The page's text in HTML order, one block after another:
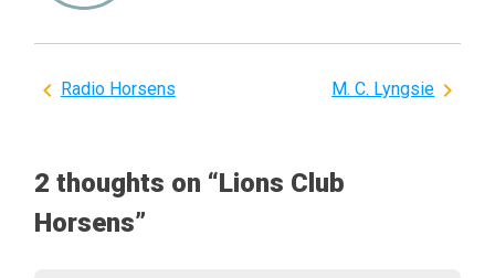
Indlægsnavigation
Radio Horsens M. C. Lyngsie
2 thoughts on “Lions Club
Horsens”